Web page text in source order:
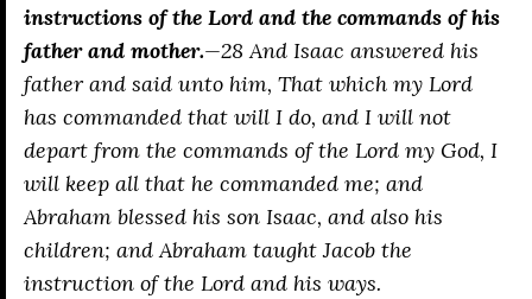
instructions of the Lord and the commands of his
father and mother.—28 And Isaac answered his
father and said unto him, That which my Lord
has commanded that will I do, and I will not
depart from the commands of the Lord my God, I
will keep all that he commanded me; and
Abraham blessed his son Isaac, and also his
children; and Abraham taught Jacob the
instruction of the Lord and his ways.